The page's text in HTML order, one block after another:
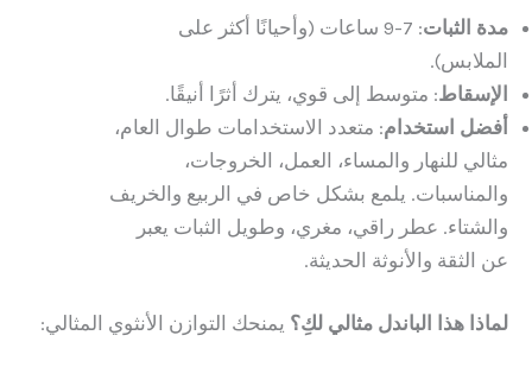
مدة الثبات
: 7-9 ساعات (وأحيانًا أكثر على
الملابس).
الإسقاط: متوسط إلى قوي، يترك أثرًا أنيقًا.
أفضل استخدام: متعدد الاستخدامات طوال العام،
مثالي للنهار والمساء، العمل، الخروجات،
والمناسبات. يلمع بشكل خاص في الربيع والخريف
والشتاء. عطر راقي، مغري، وطويل الثبات يعبر
عن الثقة والأنوثة الحديثة.
لماذا هذا الباندل مثالي لكِ؟ يمنحك التوازن الأنثوي المثالي: